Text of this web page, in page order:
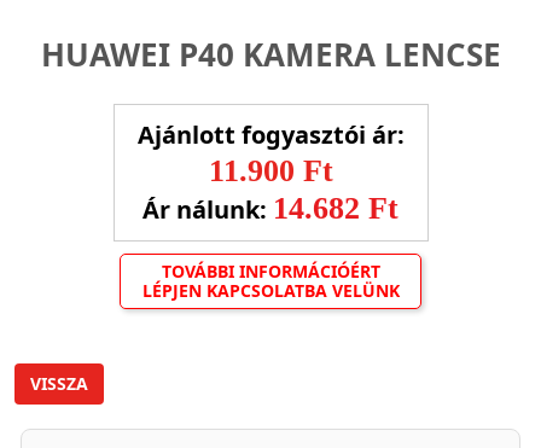
HUAWEI P40 KAMERA LENCSE
Ajánlott fogyasztói ár:
11.900 Ft
Ár nálunk: 14.682 Ft
TOVÁBBI INFORMÁCIÓÉRT
LÉPJEN KAPCSOLATBA VELÜNK
VISSZA